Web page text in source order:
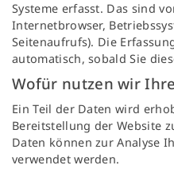
Systeme erfasst. Das sind
Internetbrowser,
Seitenaufrufs). Die
automatisch, sobald Sie
Wofür nutzen wir
Ein Teil der Daten wird
Bereitstellung der Website
Daten können zur Analyse
verwendet werden.